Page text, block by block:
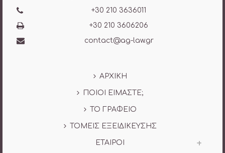
+30 210 3636011
+30 210 3606206
contact@ag-law.gr
ΑΡΧΙΚΗ
ΠΟΙΟΙ ΕΙΜΑΣΤΕ;
ΤΟ ΓΡΑΦΕΙΟ
ΤΟΜΕΙΣ ΕΞΕΙΔΙΚΕΥΣΗΣ
ΕΤΑΙΡΟΙ